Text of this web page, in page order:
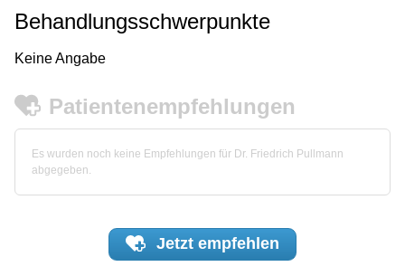
Behandlungsschwerpunkte
Keine Angabe
Patientenempfehlungen
Es wurden noch keine Empfehlungen für Dr. Friedrich Pullmann
abgegeben.
Jetzt empfehlen